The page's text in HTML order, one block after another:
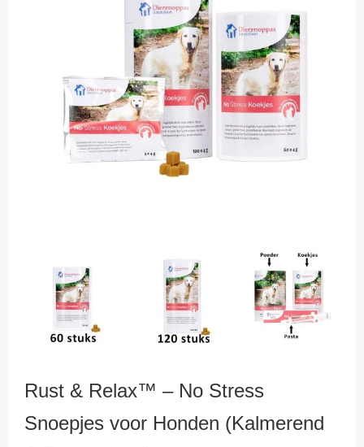
Rust & Relax™ – No Stress
Snoepjes voor Honden (Kalmerend